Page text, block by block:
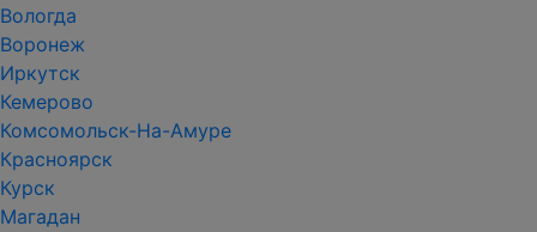
Вологда
Воронеж
Иркутск
Кемерово
Комсомольск-На-Амуре
Красноярск
Курск
Магадан